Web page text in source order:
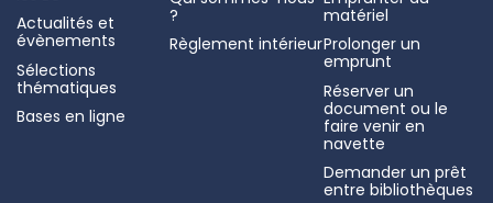
Actualités et
évènements
Sélections
thématiques
Bases en ligne
?
Règlement intérieur
matériel
Prolonger un
emprunt
Réserver un
document ou le
faire venir en
navette
Demander un prêt
entre bibliothèques